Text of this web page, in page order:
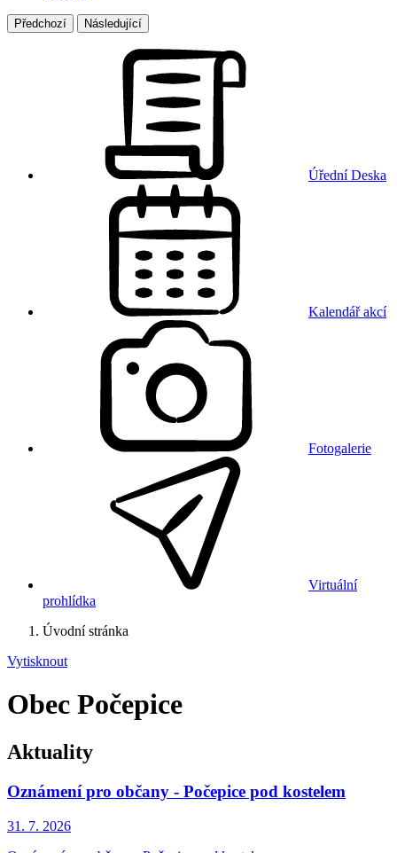
Předchozí Následující
Úřední Deska
Kalendář akcí
Fotogalerie
Virtuální
prohlídka
Úvodní stránka
Vytisknout
Obec Počepice
Aktuality
Oznámení pro občany - Počepice pod kostelem
31. 7. 2026